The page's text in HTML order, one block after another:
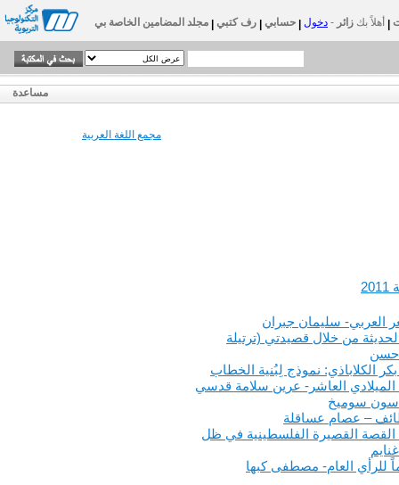
أهلاً بك زائر - دخول حسابي رف كتبي مجلد المضامين الخاصة بي
مساعدة
العربي- سليمان جبران
من خلال قصيدتي (ترتيلة
حسن
الكلاباذي: نموذج لِبُنية الخطاب
العاشر- عرين سلامة قدسي
سوميخ
– عصام عساقلة
القصة القصيرة الفلسطينية في ظل
للرأي العام- مصطفى كبها
مجمع اللغة العربية